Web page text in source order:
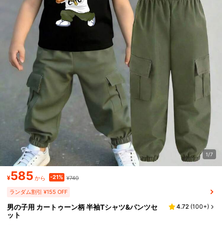
1/7
¥585 から -21% ¥740
ランダム割引 ¥155 OFF
男の子用 カートゥーン柄 半袖Tシャツ&パンツセ
ット
4.72 (100+)